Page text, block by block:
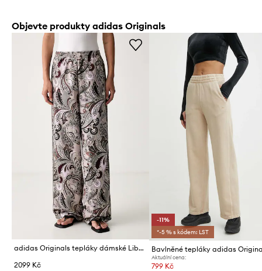
Objevte produkty adidas Originals
adidas Originals tepláky dámské Liberty
2099 Kč
-11%
*-5 % s kódem: LST
Bavlněné tepláky adidas
Aktuální cena:
799 Kč